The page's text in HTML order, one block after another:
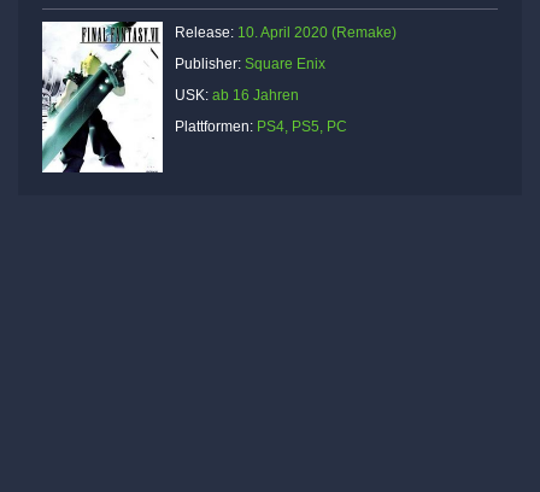
Release: 10. April 2020 (Remake)
Publisher: Square Enix
USK: ab 16 Jahren
Plattformen: PS4, PS5, PC